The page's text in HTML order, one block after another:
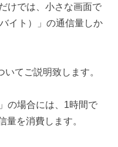
けでは、小さな画面で
イト）」の通信量しか
てご説明致します。
の場合には、1時間で
量を消費します。